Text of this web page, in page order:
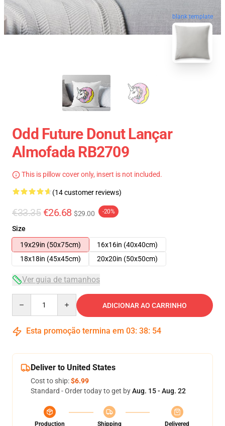
blank template
Odd Future Donut Lançar
Almofada RB2709
This is pillow cover only, insert is not included.
(14 customer reviews)
€33.35 €26.68 $29.00 -20%
Size
19x29in (50x75cm)
16x16in (40x40cm)
18x18in (45x45cm)
20x20in (50x50cm)
Ver guia de tamanhos
ADICIONAR AO CARRINHO
Esta promoção termina em 03: 38: 54
Deliver to United States
Cost to ship:$6.99
Standard - Order today to get byAug. 15 - Aug. 22
Production
Shipping
Delivered